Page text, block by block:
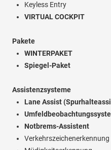
Keyless Entry
VIRTUAL COCKPIT
Pakete
WINTERPAKET
Spiegel-Paket
Assistenzsysteme
Lane Assist
Notbrems-Assistent
Verkehrszeichenerkennung